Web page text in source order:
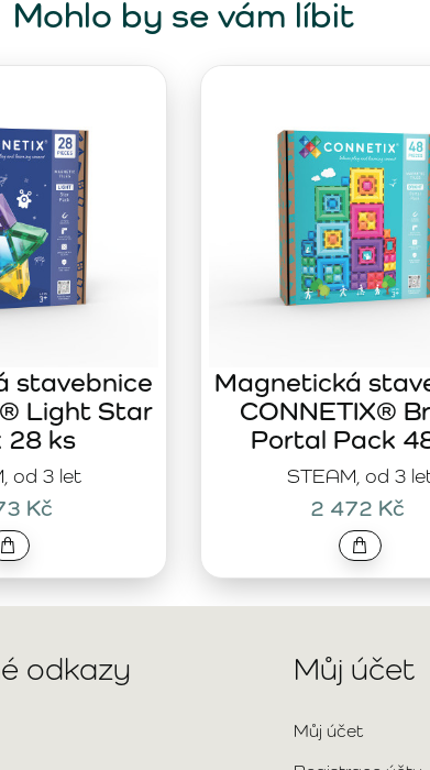
Mohlo by se vám líbit
od 3 let
stavebnice
Light Star
28 ks
Kč
STEAM, od 3
Magnetická
CONNETIX®
Portal Pack
2 472 Kč
odkazy Můj účet
Můj účet